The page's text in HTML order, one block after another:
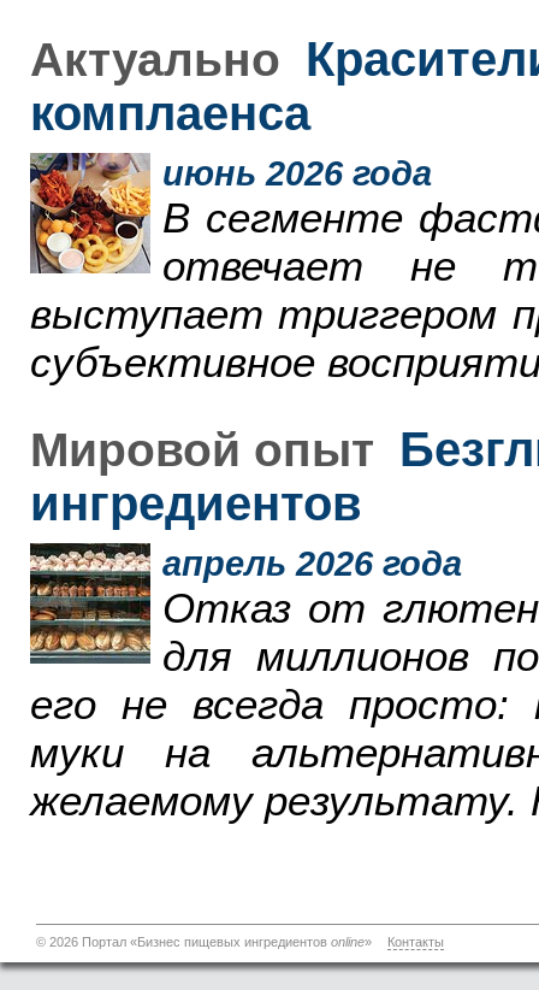
Актуально
комплаенса
июнь 2026 года
В сегменте
отвечает не
выступает триггером
субъективное
Мировой опыт
ингредиентов
апрель 2026 года
Отказ от
для миллионов
его не всегда просто:
муки на
желаемому результату.
© 2026 Портал «Бизнес пищевых ингредиентов online» Контакты